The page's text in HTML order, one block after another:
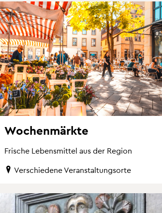
Wo­chen­märk­te
Fri­sche Le­bens­mit­tel aus der Re­gi­on
Ver­schie­de­ne Ver­an­stal­tungs­or­te